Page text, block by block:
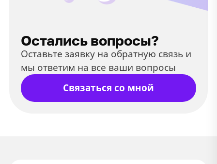
Остались вопросы?
Оставьте заявку на обратную связь и
мы ответим на все ваши вопросы
Связаться со мной